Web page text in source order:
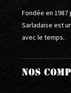
Fondée en
Sarladaise est
avec le temps.
NOS